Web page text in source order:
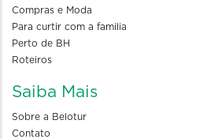
Compras e Moda
Para curtir com a familia
Perto de BH
Roteiros
Saiba Mais
Sobre a Belotur
Contato